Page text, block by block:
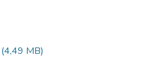
(4,49 MB)